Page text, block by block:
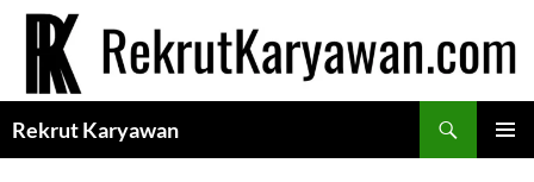
Langsung
Rekrut Karyawan